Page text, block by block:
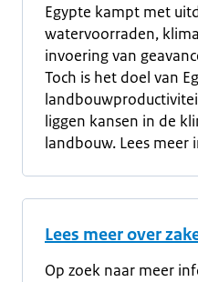
Egypte kampt met
watervoorraden,
invoering van
Toch is het doel van
liggen kansen in de
landbouw. Lees
Lees meer over
Op zoek naar meer